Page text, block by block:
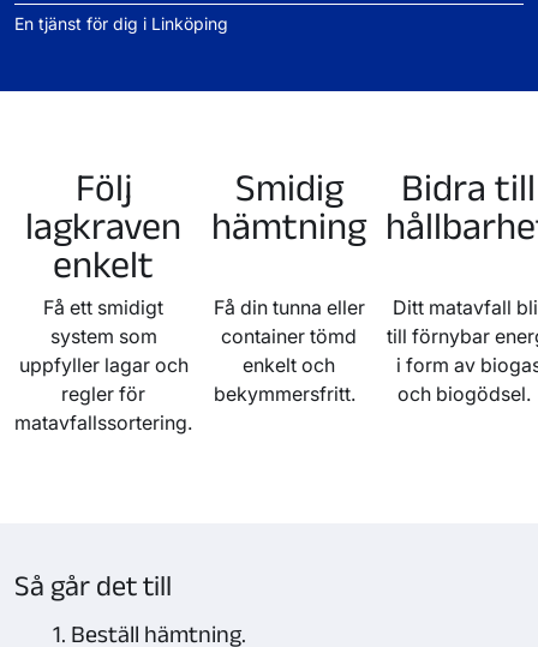
En tjänst för dig i Linköping
Följ
lagkraven
enkelt
Få ett smidigt
system som
uppfyller lagar och
regler för
matavfallssortering.
Smidig
hämtning
Få din tunna eller
container tömd
enkelt och
bekymmersfritt.
Bidra till
Ditt matavfall
till förnybar
i form av
och
Så går det till
1. Beställ hämtning.